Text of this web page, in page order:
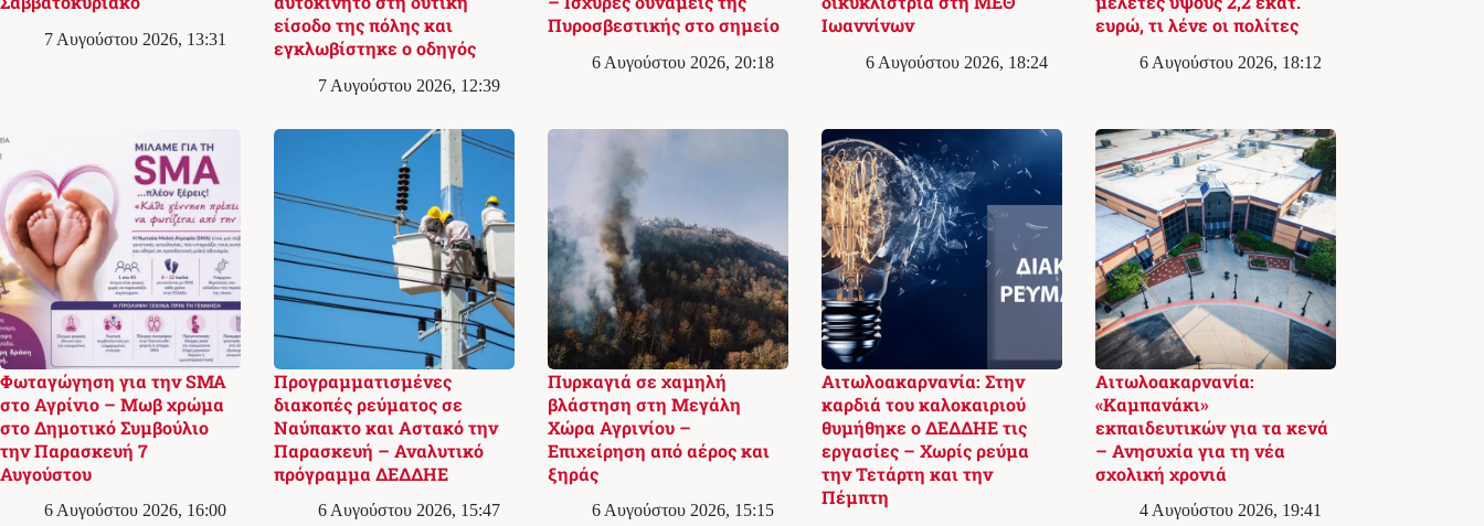
7 Αυγούστου 2026, 13:31
είσοδο της πόλης και
εγκλωβίστηκε ο οδηγός
7 Αυγούστου 2026, 12:39
Πυροσβεστικής στο σημείο
6 Αυγούστου 2026, 20:18
Ιωαννίνων
6 Αυγούστου 2026, 18:24
ευρώ, τι λένε οι πολίτες
6 Αυγούστου 2026, 18:12
Φωταγώγηση για την SMA
στο Αγρίνιο – Μωβ χρώμα
στο Δημοτικό Συμβούλιο
την Παρασκευή 7
Αυγούστου
6 Αυγούστου 2026, 16:00
Προγραμματισμένες
διακοπές ρεύματος σε
Ναύπακτο και Αστακό την
Παρασκευή – Αναλυτικό
πρόγραμμα ΔΕΔΔΗΕ
6 Αυγούστου 2026, 15:47
Πυρκαγιά σε χαμηλή
βλάστηση στη Μεγάλη
Χώρα Αγρινίου –
Επιχείρηση από αέρος και
ξηράς
6 Αυγούστου 2026, 15:15
Αιτωλοακαρνανία: Στην
καρδιά του καλοκαιριού
θυμήθηκε ο ΔΕΔΔΗΕ τις
εργασίες – Χωρίς ρεύμα
την Τετάρτη και την
Πέμπτη
Αιτωλοακαρνανία:
«Καμπανάκι»
εκπαιδευτικών για τα κενά
– Ανησυχία για τη νέα
σχολική χρονιά
4 Αυγούστου 2026, 19:41